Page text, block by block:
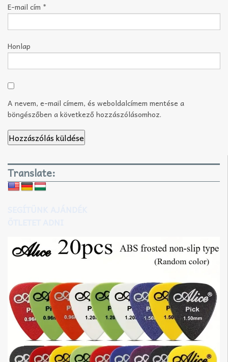
E-mail cím *
Honlap
A nevem, e-mail címem, és weboldalcímem mentése a
böngészőben a következő hozzászólásomhoz.
Translate: